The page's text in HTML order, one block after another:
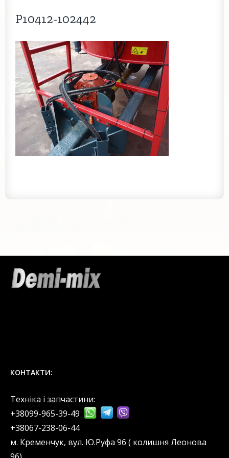
P10412-102442
КОНТАКТИ:
Техніка і запчастини:
+38099-965-39-49
‎+38067-238-06-44
м. Кременчук, вул. Ю.Руфа 96 ( колишня Леонова